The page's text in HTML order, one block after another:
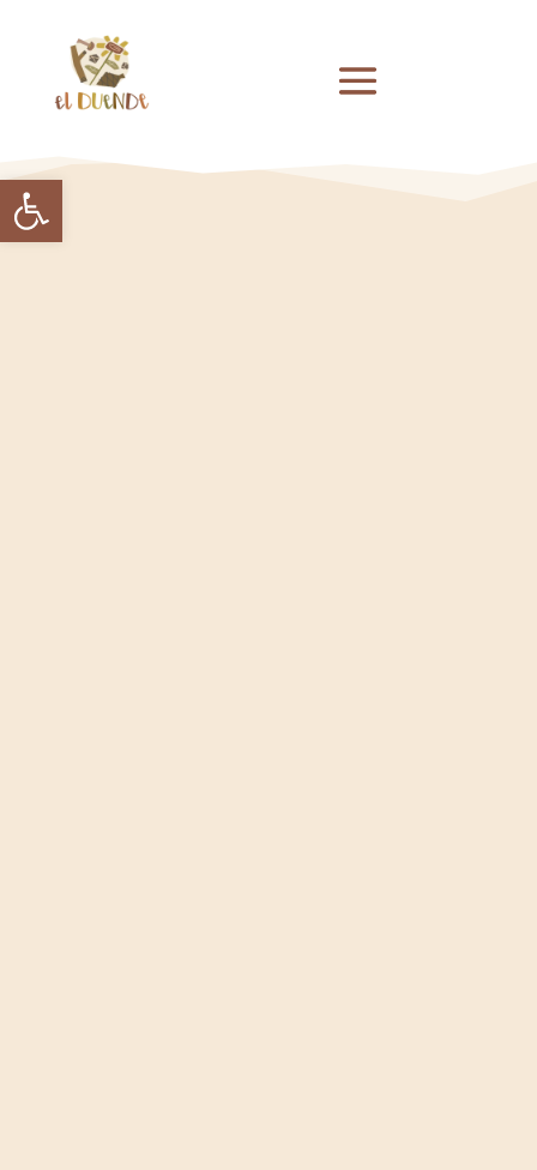
Abrir barra de herramientas